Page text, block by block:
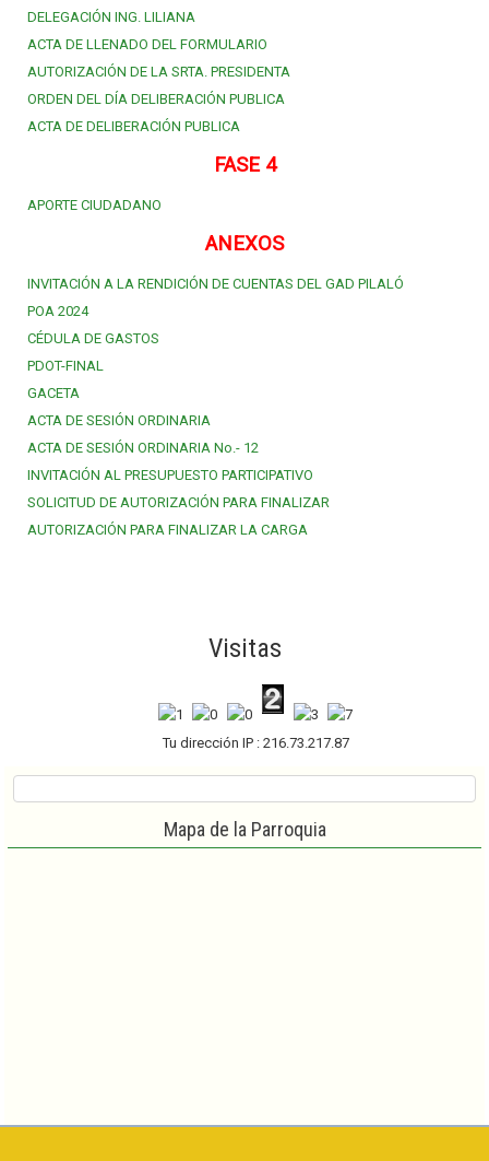
DELEGACIÓN ING. LILIANA
ACTA DE LLENADO DEL FORMULARIO
AUTORIZACIÓN DE LA SRTA. PRESIDENTA
ORDEN DEL DÍA DELIBERACIÓN PUBLICA
ACTA DE DELIBERACIÓN PUBLICA
FASE 4
APORTE CIUDADANO
ANEXOS
INVITACIÓN A LA RENDICIÓN DE CUENTAS DEL GAD PILALÓ
POA 2024
CÉDULA DE GASTOS
PDOT-FINAL
GACETA
ACTA DE SESIÓN ORDINARIA
ACTA DE SESIÓN ORDINARIA No.- 12
INVITACIÓN AL PRESUPUESTO PARTICIPATIVO
SOLICITUD DE AUTORIZACIÓN PARA FINALIZAR
AUTORIZACIÓN PARA FINALIZAR LA CARGA
Visitas
Tu dirección IP : 216.73.217.87
Mapa de la Parroquia